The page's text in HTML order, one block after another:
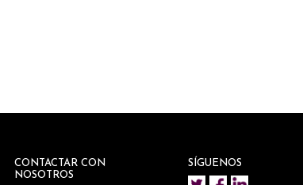
CONTACTAR CON
NOSOTROS
SÍGUENOS